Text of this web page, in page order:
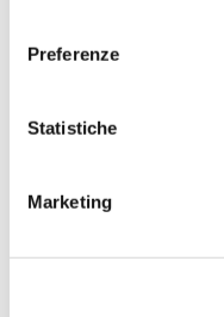
Preferenze
Statistiche
Marketing